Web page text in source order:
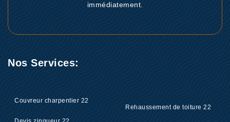
immédiatement.
Nos Services:
Couvreur charpentier 22
Rehaussement de toiture 22